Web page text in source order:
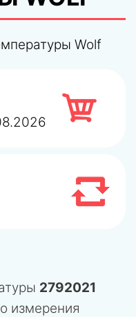
2792021
измерения